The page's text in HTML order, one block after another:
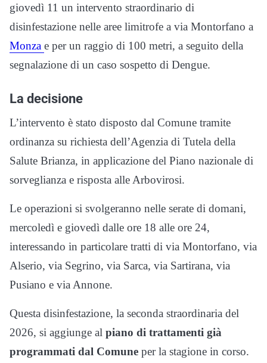
giovedì 11 un intervento straordinario di
disinfestazione nelle aree limitrofe a via Montorfano a
Monza e per un raggio di 100 metri, a seguito della
segnalazione di un caso sospetto di Dengue.
La decisione
L’intervento è stato disposto dal Comune tramite
ordinanza su richiesta dell’Agenzia di Tutela della
Salute Brianza, in applicazione del Piano nazionale di
sorveglianza e risposta alle Arbovirosi.
Le operazioni si svolgeranno nelle serate di domani,
mercoledì e giovedì dalle ore 18 alle ore 24,
interessando in particolare tratti di via Montorfano, via
Alserio, via Segrino, via Sarca, via Sartirana, via
Pusiano e via Annone.
Questa disinfestazione, la seconda straordinaria del
2026, si aggiunge al piano di trattamenti già
programmati dal Comune per la stagione in corso.